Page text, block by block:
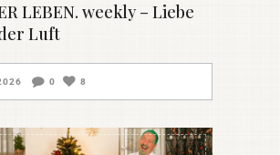
LEBEN. weekly – Liebe
Luft
0 8